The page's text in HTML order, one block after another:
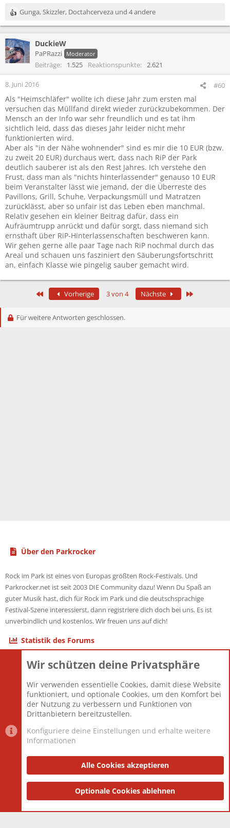
R
e
k
t
i
n
e
n
:
Gunga,Skizzler, Doctahcerveza und 4 andere
DuckieW
PaPRazzi Moderator
Beiträge 1.525 Reaktionspunkte 2.621
8. Juni 2016 #60
Als "Heimschläfer" wollte ich diese Jahr zum ersten mal
versuchen das Müllfand direkt wieder zurückzubekommen. Der
Mensch an der Info war sehr freundlich und es tat ihm
sichtlich leid, dass das dieses Jahr leider nicht mehr
funktionierten wird.
Aber als "in der Nähe wohnender" sind es mir die 10 EUR (bzw.
zu zweit 20 EUR) durchaus wert, dass nach RiP der Park
deutlich sauberer ist als den Rest Jahres. Ich verstehe den
Frust, dass man als "nichts hinterlassender" genauso 10 EUR
beim Veranstalter lässt wie jemand, der die Überreste des
Pavillons, Grill, Schuhe, Verpackungsmüll und Matratzen
zurücklässt, aber so unfair ist das Leben eben manchmal.
Relativ gesehen ein kleiner Beitrag dafür, dass ein
Aufräumtrupp anrückt und dafür sorgt, dass niemand sich
ernsthaft über RiP-Hinterlassenschaften beschweren kann.
Wir gehen gerne alle paar Tage nach RiP nochmal durch das
Areal und schauen uns fasziniert den Säuberungsfortschritt
an, einfach Klasse wie pingelig sauber gemacht wird.
Erste Vorherige 3 von 4 Nächste
Für weitere Antworten geschlossen.
Über den Parkrocker
Rock im Park ist eines von Europas größten Rock-Festivals. Und
Parkrocker.net ist seit 2003 DIE Community dazu! Wenn Du Spaß an
guter Musik hast, dich für Rock im Park und die deutschsprachige
Festival-Szene interessierst, dann registriere dich doch bei uns. Es ist
unverbindlich und kostenlos. Wir freuen uns auf dich!
Statistik des Forums
Themen
Mitglieder
12.427
Neuestes Mitglied
Berlin
Datenschutzerklärung Impressum
Community platform by XenForo® © 2010-2025 XenForo Ltd.
and add-ons by ThemeHouse
Wir schützen deine Privatsphäre
Wir verwenden essentielle Cookies, damit diese Website
funktioniert, und optionale Cookies, um den Komfort bei
der Nutzung zu verbessern und Funktionen von
Drittanbietern bereitzustellen.
Konfiguriere deine Einstellungen und erhalte weitere
Informationen
Alle Cookies akzeptieren
Optionale Cookies ablehnen